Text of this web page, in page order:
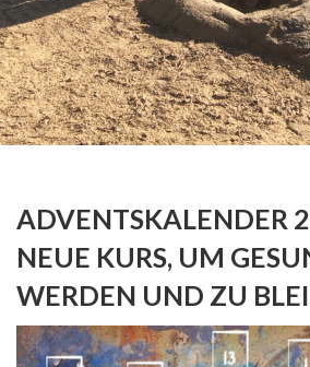
ADVENTSKALENDER
NEUE KURS, UM
WERDEN UND ZU